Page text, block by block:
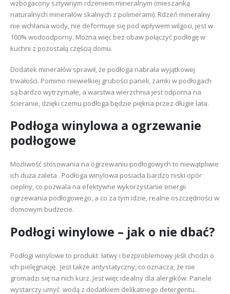
wzbogacony sztywnym rdzeniem mineralnym (mieszanką
naturalnych minerałów skalnych z polimerami). Rdzeń mineralny
nie wchłania wody, nie deformuje się pod wpływem wilgoci, jest w
100% wodoodporny. Można więc bez obaw połączyć podłogę w
kuchni z pozostałą częścią domu.
Dodatek minerałów sprawił, że podłoga nabrała wyjątkowej
trwałości. Pomimo niewielkiej grubości paneli, zamki w podłogach
są bardzo wytrzymałe, a warstwa wierzchnia jest odporna na
ścieranie, dzięki czemu podłoga będzie piękna przez długie lata.
Podłoga winylowa a ogrzewanie
podłogowe
Możliwość stosowania na ogrzewaniu podłogowych to niewątpliwie
ich duża zaleta . Podłoga winylowa posiada bardzo niski opór
cieplny, co pozwala na efektywne wykorzystanie energii
ogrzewania podłogowego, a co za tym idzie, realne oszczędności w
domowym budżecie.
Podłogi winylowe – jak o nie dbać?
Podłogi winylowe to produkt łatwy i bezproblemowy jeśli chodzi o
ich pielęgnację. Jest także antystatyczny, co oznacza, że nie
gromadzi się na nich kurz. Jest więc idealny dla alergików. Panele
wystarczy umyć wodą z dodatkiem delikatnego detergentu.